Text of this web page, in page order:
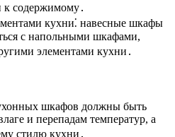
к содержимому․
кухни⁚ навесные шкафы
с напольными шкафами,
элементами кухни․
шкафов должны быть
и перепадам температур, а
стилю кухни․